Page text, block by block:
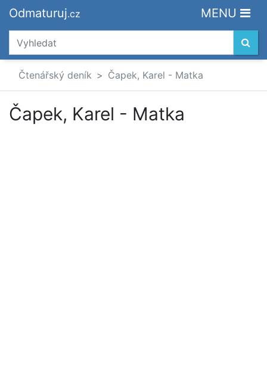
Odmaturuj.cz MENU
Čtenářský deník Čapek, Karel - Matka
Čapek, Karel - Matka